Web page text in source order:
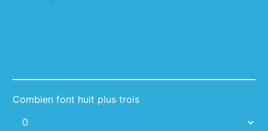
Combien font huit plus trois